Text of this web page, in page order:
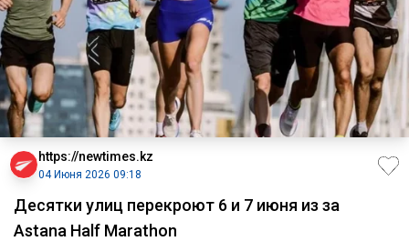
https://newtimes.kz
04 Июня 2026 09:18
Десятки улиц перекроют 6 и 7 июня из за
Astana Half Marathon